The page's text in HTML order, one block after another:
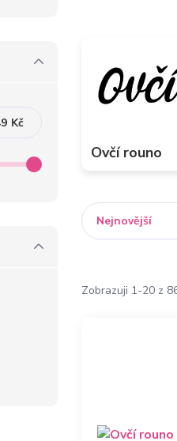
Ovčí rouno
Nejnovější
Zobrazuji 1-20 z
Kč